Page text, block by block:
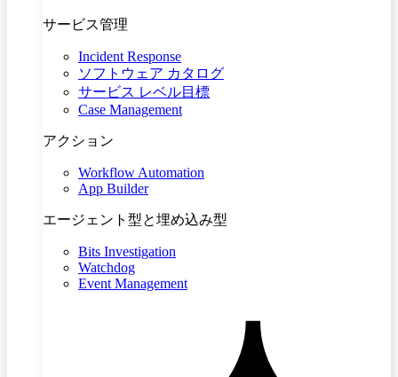
サービス管理
Incident Response
ソフトウェア カタログ
サービス レベル目標
Case Management
アクション
Workflow Automation
App Builder
エージェント型と埋め込み型
Bits Investigation
Watchdog
Event Management